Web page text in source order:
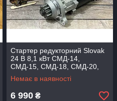
Стартер редукторний Slovak
24 В 8,1 кВт СМД-14,
СМД-15, СМД-18, СМД-20,
СМД-21, СМД-22, СМД-24
Немає в наявності
6 990 ₴